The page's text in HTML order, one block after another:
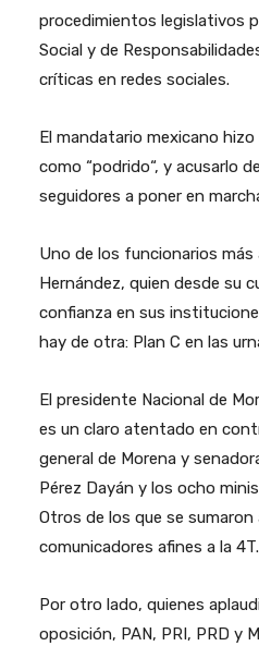
procedimientos legislativos
Social y de
críticas en redes sociales.
El mandatario mexicano
como “podrido“, y acusarlo
seguidores a poner en
Uno de los funcionarios
Hernández, quien desde su
confianza en sus
hay de otra: Plan C en las
El presidente Nacional de
es un claro atentado en
general de Morena y
Pérez Dayán y los ocho
Otros de los que se
comunicadores afines a la 4T.
Por otro lado, quienes
oposición, PAN, PRI, PRD y